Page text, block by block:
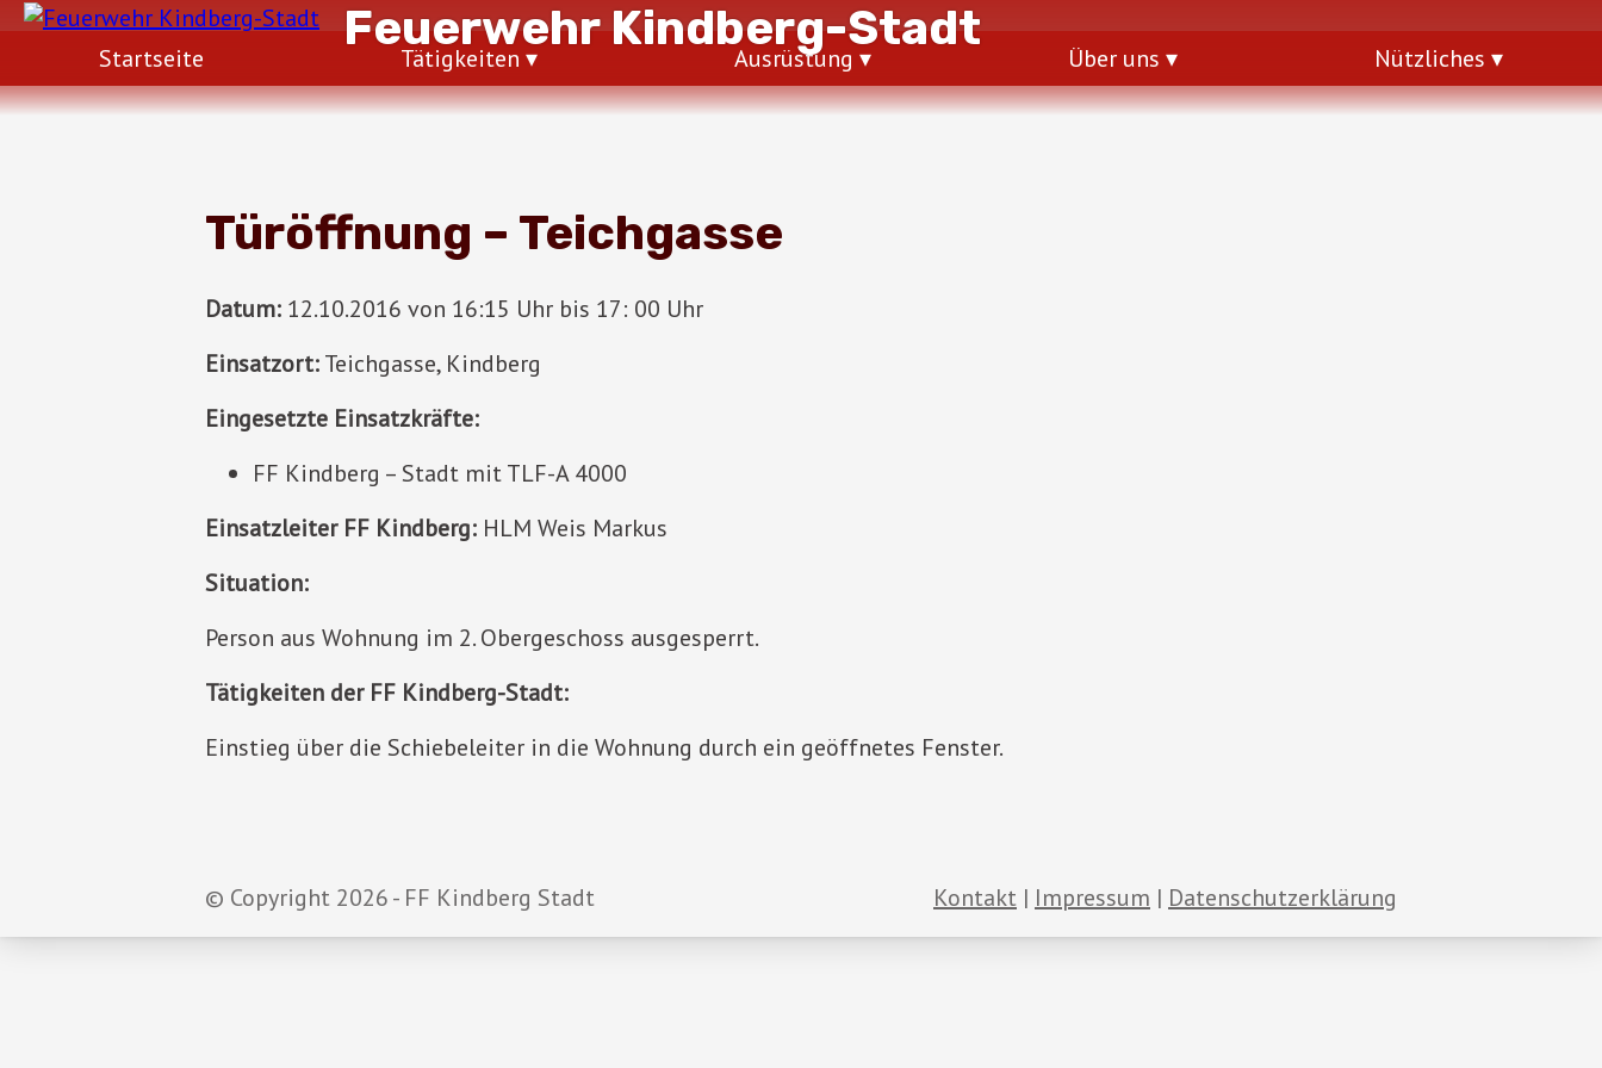
Feuerwehr Kindberg-Stadt
Startseite Tätigkeiten Ausrüstung Über uns Nützliches
Türöffnung – Teichgasse
Datum: 12.10.2016 von 16:15 Uhr bis 17: 00 Uhr
Einsatzort:Teichgasse, Kindberg
Eingesetzte Einsatzkräfte:
FF Kindberg – Stadt mit TLF-A 4000
Einsatzleiter FF Kindberg: HLM Weis Markus
Situation:
Person aus Wohnung im 2. Obergeschoss ausgesperrt.
Tätigkeiten der FF Kindberg-Stadt:
Einstieg über die Schiebeleiter in die Wohnung durch ein geöffnetes Fenster.
© Copyright 2026 - FF Kindberg Stadt Kontakt Impressum Datenschutzerklärung